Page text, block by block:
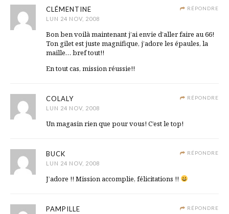
RÉPONDRE
CLÉMENTINE
LUN 24 NOV, 2008
Bon ben voilà maintenant j’ai envie d’aller faire au 66!
Ton gilet est juste magnifique, j’adore les épaules, la
maille… bref tout!!
En tout cas, mission réussie!!
RÉPONDRE
COLALY
LUN 24 NOV, 2008
Un magasin rien que pour vous! C’est le top!
RÉPONDRE
BUCK
LUN 24 NOV, 2008
J’adore !! Mission accomplie, félicitations !!
RÉPONDRE
PAMPILLE